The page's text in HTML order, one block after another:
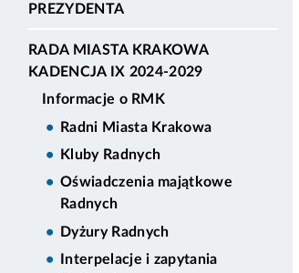
PREZYDENTA
RADA MIASTA KRAKOWA
KADENCJA IX 2024-2029
Informacje o RMK
Radni Miasta Krakowa
Kluby Radnych
Oświadczenia majątkowe
Radnych
Dyżury Radnych
Interpelacje i zapytania